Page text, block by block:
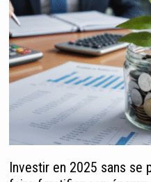
Investir en 2025 sans se